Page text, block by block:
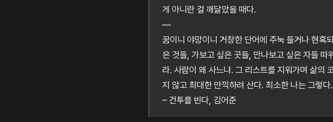
게 아니란 걸 깨달았을 때다.
—
꿈이니 야망이니 거창한 단어에 주눅 들거나 현혹
은 것들, 가보고 싶은 곳들, 만나보고 싶은 자들
라. 사람이 왜 사느냐. 그 리스트를 지워가며 삶의
지 않고 최대한 만끽하려 산다. 최소한 나는 그렇다
– 건투를 빈다, 김어준